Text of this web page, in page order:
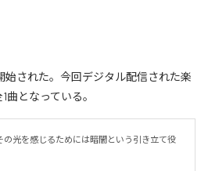
始された。今回デジタル配信された楽
曲となっている。
光を感じるためには暗闇という引き立て役